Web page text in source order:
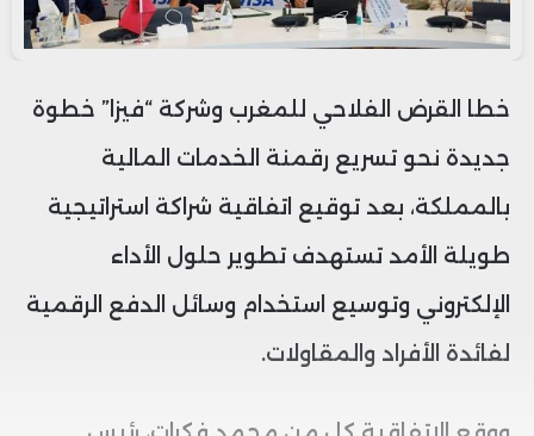
خطا القرض الفلاحي للمغرب وشركة “فيزا” خطوة
جديدة نحو تسريع رقمنة الخدمات المالية
بالمملكة، بعد توقيع اتفاقية شراكة استراتيجية
طويلة الأمد تستهدف تطوير حلول الأداء
الإلكتروني وتوسيع استخدام وسائل الدفع الرقمية
لفائدة الأفراد والمقاولات.